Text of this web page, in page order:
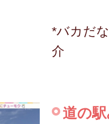
*バカだ
介
道の